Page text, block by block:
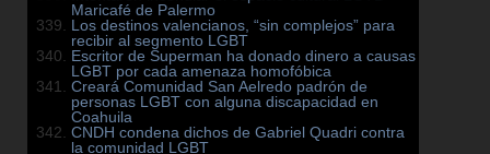
Maricafé de Palermo
Los destinos valencianos, “sin complejos” para
recibir al segmento LGBT
Escritor de Superman ha donado dinero a causas
LGBT por cada amenaza homofóbica
Creará Comunidad San Aelredo padrón de
personas LGBT con alguna discapacidad en
Coahuila
CNDH condena dichos de Gabriel Quadri contra
la comunidad LGBT